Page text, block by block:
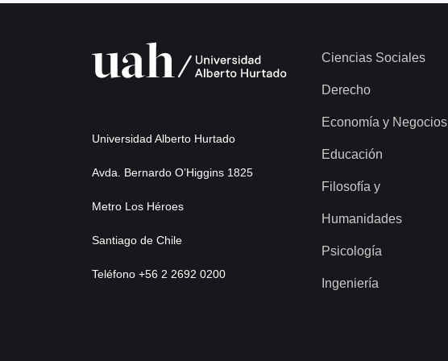
Universidad Alberto Hurtado
Avda. Bernardo O’Higgins 1825
Metro Los Héroes
Santiago de Chile
Teléfono +56 2 2692 0200
Ciencias Sociales
Derecho
Economía y Negocios
Educación
Filosofía y
Humanidades
Psicología
Ingeniería